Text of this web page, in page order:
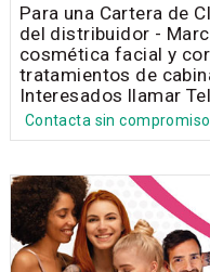
Para una Cartera de
del distribuidor -
cosmética facial y
tratamientos de
Interesados llamar
Contacta sin compromiso